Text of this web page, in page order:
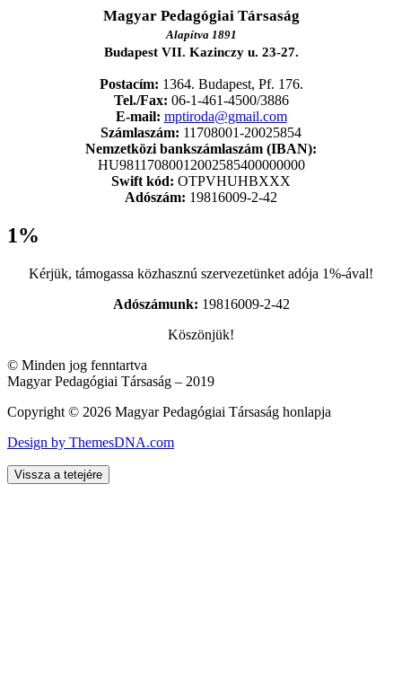
Magyar Pedagógiai Társaság
Alapítva 1891
Budapest VII. Kazinczy u. 23-27.
Postacím: 1364. Budapest, Pf. 176.
Tel./Fax: 06-1-461-4500/3886
E-mail: mptiroda@gmail.com
Számlaszám: 11708001-20025854
Nemzetközi bankszámlaszám (IBAN):
HU98117080012002585400000000
Swift kód: OTPVHUHBXXX
Adószám: 19816009-2-42
1%
Kérjük, támogassa közhasznú szervezetünket adója 1%-ával!
Adószámunk: 19816009-2-42
Köszönjük!
© Minden jog fenntartva
Magyar Pedagógiai Társaság – 2019
Copyright © 2026 Magyar Pedagógiai Társaság honlapja
Design by ThemesDNA.com
Vissza a tetejére